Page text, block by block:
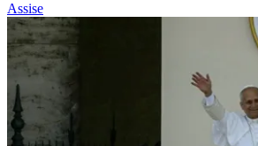
Assise